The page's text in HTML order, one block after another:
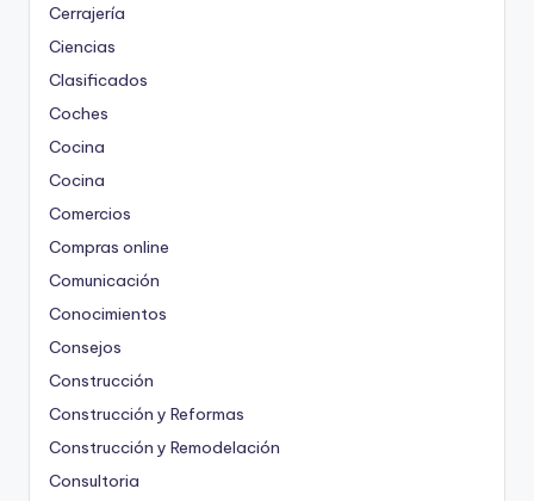
Cerrajería
Ciencias
Clasificados
Coches
Cocina
Cocina
Comercios
Compras online
Comunicación
Conocimientos
Consejos
Construcción
Construcción y Reformas
Construcción y Remodelación
Consultoria